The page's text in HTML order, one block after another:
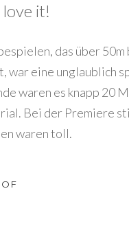
it!
das über
war eine unglaublich
waren es knapp 20
Bei der Premiere
waren toll.